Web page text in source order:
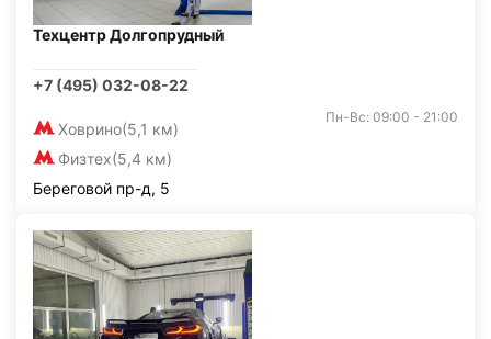
Техцентр Долгопрудный
+7 (495) 032-08-22
Ховрино(5,1 км)
Физтех(5,4 км)
Пн-Вс: 09:00 - 21:00
Береговой пр-д, 5